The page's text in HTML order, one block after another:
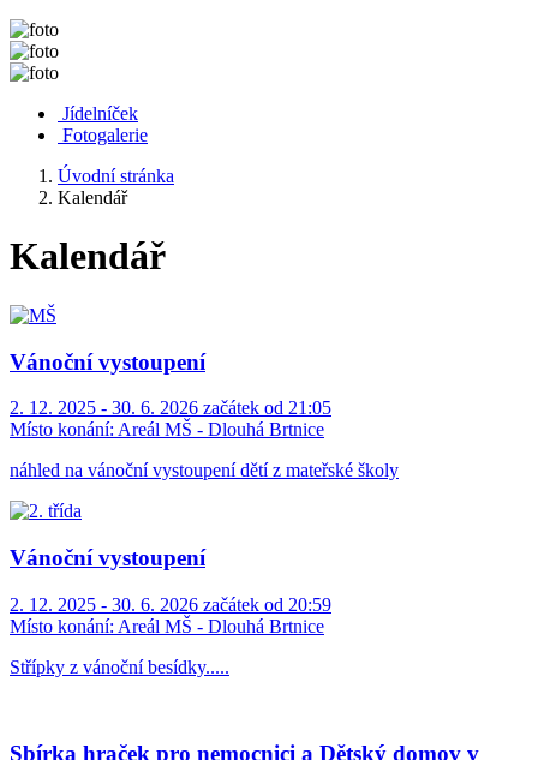
Jídelníček
Fotogalerie
Úvodní stránka
Kalendář
Kalendář
Vánoční vystoupení
2. 12. 2025 - 30. 6. 2026 začátek od 21:05
Místo konání: Areál MŠ - Dlouhá Brtnice
náhled na vánoční vystoupení dětí z mateřské školy
Vánoční vystoupení
2. 12. 2025 - 30. 6. 2026 začátek od 20:59
Místo konání: Areál MŠ - Dlouhá Brtnice
Střípky z vánoční besídky.....
Sbírka hraček pro nemocnici a Dětský domov v